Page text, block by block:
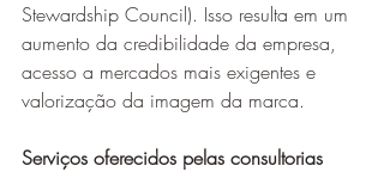
Stewardship Council). Isso resulta em um
aumento da credibilidade da empresa,
acesso a mercados mais exigentes e
valorização da imagem da marca.
Serviços oferecidos pelas consultorias